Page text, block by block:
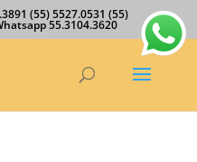
(55) 5527.0531 (55)
55.3104.3620